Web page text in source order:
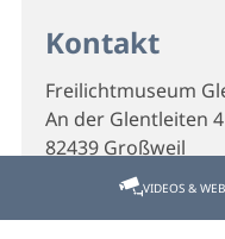
Kontakt
Freilichtmuseum
An der Glentleiten 4
82439 Großweil
(0049) 8851 1850
VIDEOS &